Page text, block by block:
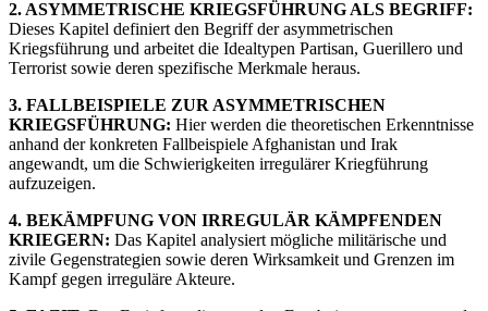
2. ASYMMETRISCHE KRIEGSFÜHRUNG ALS BEGRIFF:
Dieses Kapitel definiert den Begriff der asymmetrischen
Kriegsführung und arbeitet die Idealtypen Partisan, Guerillero und
Terrorist sowie deren spezifische Merkmale heraus.
3. FALLBEISPIELE ZUR ASYMMETRISCHEN
KRIEGSFÜHRUNG: Hier werden die theoretischen Erkenntnisse
anhand der konkreten Fallbeispiele Afghanistan und Irak
angewandt, um die Schwierigkeiten irregulärer Kriegführung
aufzuzeigen.
4. BEKÄMPFUNG VON IRREGULÄR KÄMPFENDEN
KRIEGERN: Das Kapitel analysiert mögliche militärische und
zivile Gegenstrategien sowie deren Wirksamkeit und Grenzen im
Kampf gegen irreguläre Akteure.